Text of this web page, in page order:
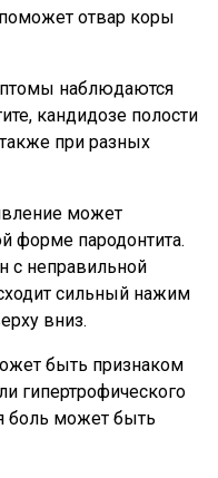
отвар коры
наблюдаются
кандидозе полости
также при разных
может
форме пародонтита.
с неправильной
сильный нажим
вниз.
быть признаком
гипертрофического
боль может быть